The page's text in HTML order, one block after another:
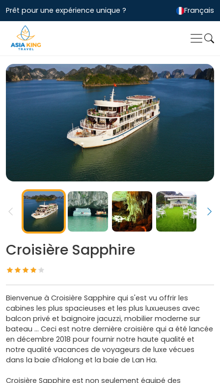
Prêt pour une expérience unique ? Français
Croisière Sapphire
Bienvenue à Croisière Sapphire qui s'est vu offrir les
cabines les plus spacieuses et les plus luxueuses avec
balcon privé et baignoire jacuzzi, mobilier moderne sur
bateau ... Ceci est notre dernière croisière qui a été lancée
en décembre 2018 pour fournir notre haute qualité et
notre qualité vacances de voyageurs de luxe vécues
dans la baie d'Halong et la baie de Lan Ha.
Croisière Sapphire est non seulement équipé des